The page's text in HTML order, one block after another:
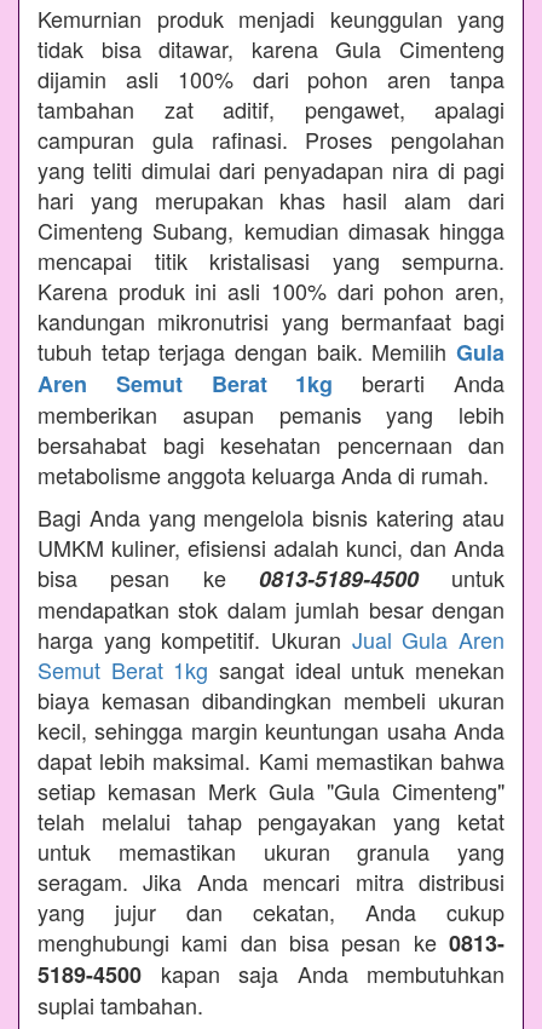
Kemurnian produk menjadi keunggulan yang
tidak bisa ditawar, karena Gula Cimenteng
dijamin asli 100% dari pohon aren tanpa
tambahan zat aditif, pengawet, apalagi
campuran gula rafinasi. Proses pengolahan
yang teliti dimulai dari penyadapan nira di pagi
hari yang merupakan khas hasil alam dari
Cimenteng Subang, kemudian dimasak hingga
mencapai titik kristalisasi yang sempurna.
Karena produk ini asli 100% dari pohon aren,
kandungan mikronutrisi yang bermanfaat bagi
tubuh tetap terjaga dengan baik. Memilih Gula
Aren Semut Berat 1kg berarti Anda
memberikan asupan pemanis yang lebih
bersahabat bagi kesehatan pencernaan dan
metabolisme anggota keluarga Anda di rumah.
Bagi Anda yang mengelola bisnis katering atau
UMKM kuliner, efisiensi adalah kunci, dan Anda
bisa pesan ke 0813-5189-4500untuk
mendapatkan stok dalam jumlah besar dengan
harga yang kompetitif. Ukuran Jual Gula Aren
Semut Berat 1kg sangat ideal untuk menekan
biaya kemasan dibandingkan membeli ukuran
kecil, sehingga margin keuntungan usaha Anda
dapat lebih maksimal. Kami memastikan bahwa
setiap kemasan Merk Gula "Gula Cimenteng"
telah melalui tahap pengayakan yang ketat
untuk memastikan ukuran granula yang
seragam. Jika Anda mencari mitra distribusi
yang jujur dan cekatan, Anda cukup
menghubungi kami dan bisa pesan ke 0813-
5189-4500 kapan saja Anda membutuhkan
suplai tambahan.